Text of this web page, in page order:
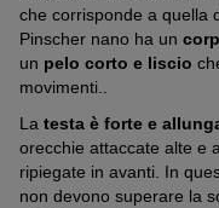
che corrisponde a quella
Pinscher nano ha un
un pelo corto e liscio
movimenti..
La testa è forte e
orecchie attaccate alte e
ripiegate in avanti. In
non devono superare la